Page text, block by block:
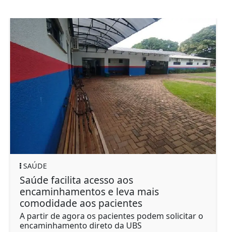
SAÚDE
Saúde facilita acesso aos
encaminhamentos e leva mais
comodidade aos pacientes
A partir de agora os pacientes podem solicitar o
encaminhamento direto da UBS